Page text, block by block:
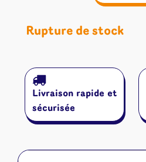
Rupture de stock
Livraison rapide et
sécurisée